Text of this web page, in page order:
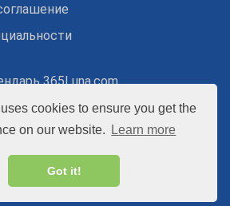
cookies to ensure you get the
on our website.
Learn more
Got it!
365Luna.com
на точных
астрологических
ознакомительный характер.